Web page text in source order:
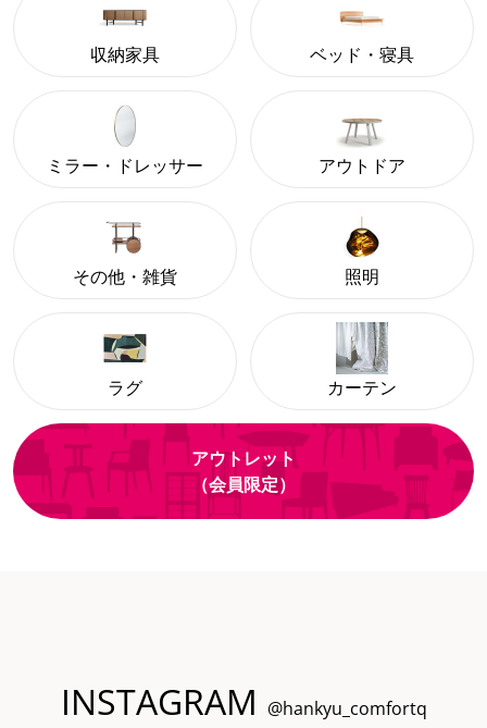
収納家具 ベッド・寝具
ミラー・ドレッサー アウトドア
その他・雑貨 照明
ラグ カーテン
アウトレット
（会員限定）
INSTAGRAM @hankyu_comfortq